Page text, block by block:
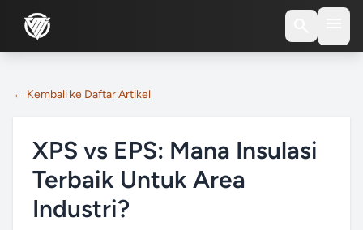
← Kembali ke Daftar Artikel
XPS vs EPS: Mana Insulasi
Terbaik Untuk Area
Industri?